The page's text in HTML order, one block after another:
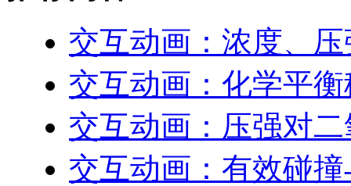
交互动画：浓度、
交互动画：化学平
交互动画：压强对
交互动画：有效碰